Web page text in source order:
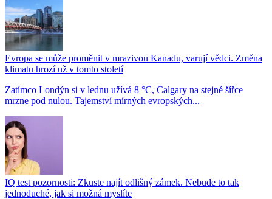
Evropa se může proměnit v mrazivou Kanadu, varují vědci. Změna
klimatu hrozí už v tomto století
Zatímco Londýn si v lednu užívá 8 °C, Calgary na stejné šířce
mrzne pod nulou. Tajemství mírných evropských...
IQ test pozornosti: Zkuste najít odlišný zámek. Nebude to tak
jednoduché, jak si možná myslíte